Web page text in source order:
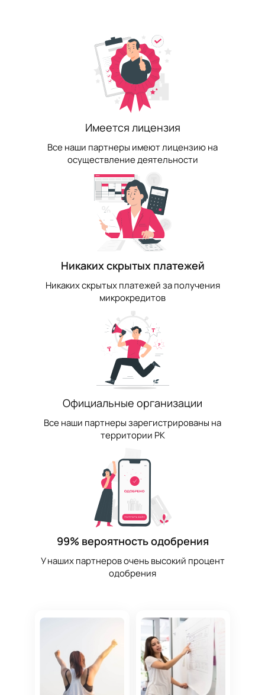
Имеется лицензия
Все наши партнеры имеют лицензию на
осуществление деятельности
Никаких скрытых платежей
Никаких скрытых платежей за получения
микрокредитов
Официальные организации
Все наши партнеры зарегистрированы на
территории РК
99% вероятность одобрения
У наших партнеров очень высокий процент
одобрения